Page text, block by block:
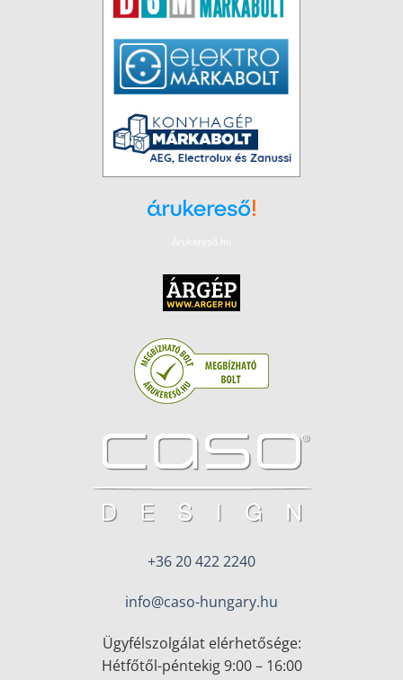
Árukereső.hu
+36 20 422 2240
info@caso-hungary.hu
Ügyfélszolgálat elérhetősége:
Hétfőtől-péntekig 9:00 – 16:00